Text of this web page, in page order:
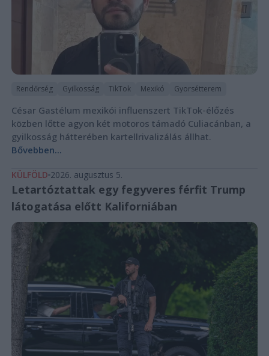
Rendőrség Gyilkosság TikTok Mexikó Gyorsétterem
César Gastélum mexikói influenszert TikTok-élőzés
közben lőtte agyon két motoros támadó Culiacánban, a
gyilkosság hátterében kartellrivalizálás állhat.
Bővebben...
KÜLFÖLD 2026. augusztus 5.
Letartóztattak egy fegyveres férfit Trump
látogatása előtt Kaliforniában